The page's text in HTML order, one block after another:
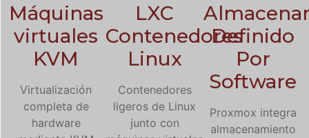
Máquinas
virtuales
KVM
Virtualización
completa de
hardware
LXC
Contenedores
Linux
Contenedores
ligeros de Linux
junto con
Definido
Por
Software
Proxmox integra
almacenamiento